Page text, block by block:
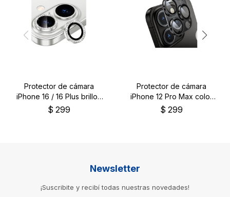
Protector de cámara
iPhone 16 / 16 Plus brillos
plateados
$ 299
Protector de cámara
iPhone 12 Pro Max color
negro
$ 299
Newsletter
¡Suscribite y recibí todas nuestras novedades!